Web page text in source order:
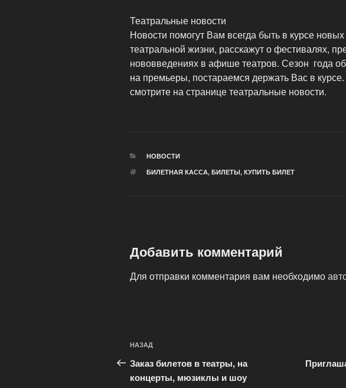
Театральные новости
Новости помогут Вам всегда быть в курсе
театральной жизни, расскажут о фестивалях,
нововведениях в афише театров. Сезон года
на премьеры, постараемся держать Вас в
смотрите на странице театральные новости.
РУБРИКИ
НОВОСТИ
МЕТКИ
БИЛЕТНАЯ КАССА, БИЛЕТЫ, КУПИТЬ БИЛЕТ
Добавить комментарий
Для отправки комментария вам необходимо
Навигация
по
записям
Предыдущая
запись:
НАЗАД
Заказ билетов в театры, на
концерты, мюзиклы и шоу